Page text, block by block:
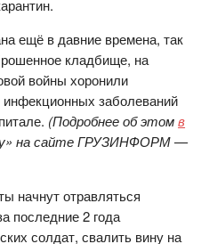
ещё в давние времена, так
кладбище, на
войны хоронили
заболеваний
(Подробнее об этомв
на сайте ГРУЗИНФОРМ —
начнут отравляться
последние 2 года
солдат, свалить вину на